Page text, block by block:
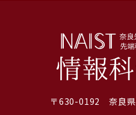
〒630-0192 奈良県